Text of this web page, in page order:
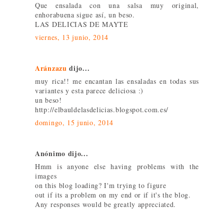
Que ensalada con una salsa muy original,
enhorabuena sigue así, un beso.
LAS DELICIAS DE MAYTE
viernes, 13 junio, 2014
Aránzazu dijo...
muy rica!! me encantan las ensaladas en todas sus
variantes y esta parece deliciosa :)
un beso!
http://elbauldelasdelicias.blogspot.com.es/
domingo, 15 junio, 2014
Anónimo dijo...
Hmm is anyone else having problems with the
images
on this blog loading? I'm trying to figure
out if its a problem on my end or if it's the blog.
Any responses would be greatly appreciated.